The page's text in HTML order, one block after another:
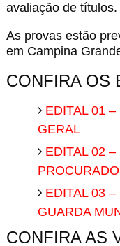
avaliação de títulos.
As provas estão
em Campina
CONFIRA OS
EDITAL 01
GERAL
EDITAL 02
EDITAL 03
GUARDA
CONFIRA AS